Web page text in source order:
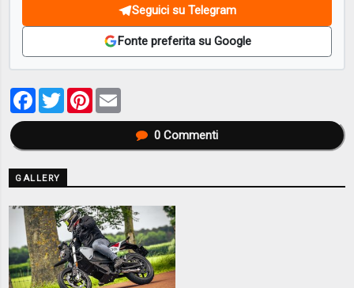
Seguici su Telegram
Fonte preferita su Google
Facebook
TwitterPinterest
0Commenti
GALLERY